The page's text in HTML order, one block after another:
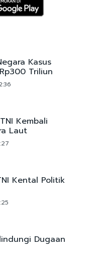
Kasus
Triliun
Kembali
Laut
Kental Politik
Dugaan